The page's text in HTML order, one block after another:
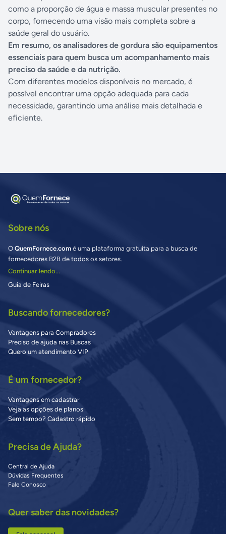
como a proporção de água e massa muscular presentes no
corpo, fornecendo uma visão mais completa sobre a
saúde geral do usuário.
Em resumo, os analisadores de gordura são equipamentos
essenciais para quem busca um acompanhamento mais
preciso da saúde e da nutrição.
Com diferentes modelos disponíveis no mercado, é
possível encontrar uma opção adequada para cada
necessidade, garantindo uma análise mais detalhada e
eficiente.
Sobre nós
O QuemFornece.com é uma plataforma gratuita para a busca de
fornecedores B2B de todos os setores.
Continuar lendo...
Guia de Feiras
Buscando fornecedores?
Vantagens para Compradores
Preciso de ajuda nas Buscas
Quero um atendimento VIP
É um fornecedor?
Vantagens em cadastrar
Veja as opções de planos
Sem tempo? Cadastro rápido
Precisa de Ajuda?
Central de Ajuda
Dúvidas Frequentes
Fale Conosco
Quer saber das novidades?